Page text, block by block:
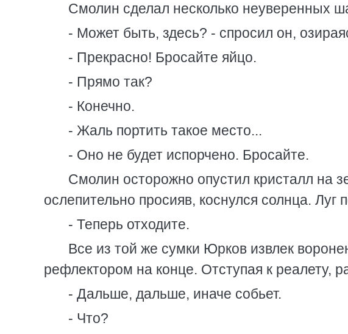
Смолин сделал несколько неуверенных
- Может быть, здесь? - спросил он,
- Прекрасно! Бросайте яйцо.
- Прямо так?
- Конечно.
- Жаль портить такое место...
- Оно не будет испорчено. Бросайте.
Смолин осторожно опустил кристалл на
ослепительно просияв, коснулся солнца. Луг
- Теперь отходите.
Все из той же сумки Юрков извлек
рефлектором на конце. Отступая к реалету,
- Дальше, дальше, иначе собьет.
- Что?